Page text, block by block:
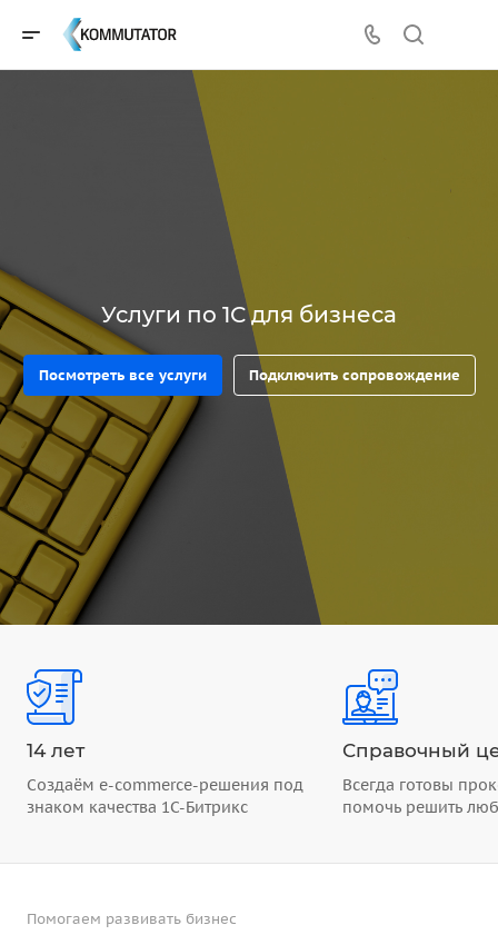
Услуги по 1С для бизнеса
Посмотреть все услуги Подключить сопровождение
14 лет
Создаём e-commerce-решения под
знаком качества 1С-Битрикс
Справочный
Всегда готовы
помочь решить
Помогаем развивать бизнес